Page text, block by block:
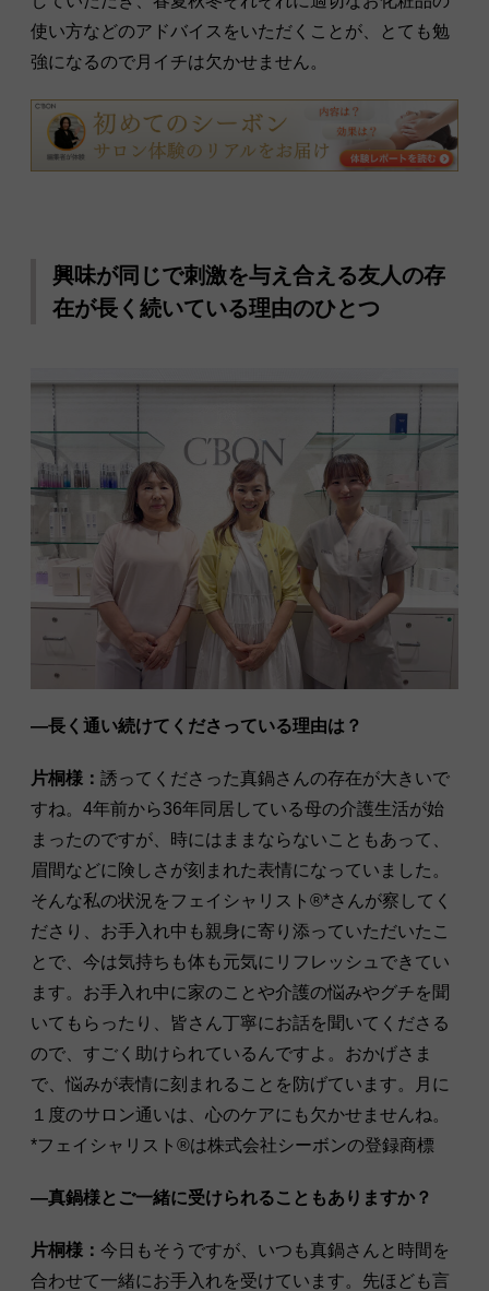
使い方などのアドバイスをいただくことが、とても勉
強になるので月イチは欠かせません。
興味が同じで刺激を与え合える友人の存
在が長く続いている理由のひとつ
―長く通い続けてくださっている理由は？
片桐様： 誘ってくださった真鍋さんの存在が大きいで
すね。4年前から36年同居している母の介護生活が始
まったのですが、時にはままならないこともあって、
眉間などに険しさが刻まれた表情になっていました。
そんな私の状況をフェイシャリスト®︎*さんが察してく
ださり、お手入れ中も親身に寄り添っていただいたこ
とで、今は気持ちも体も元気にリフレッシュできてい
ます。お手入れ中に家のことや介護の悩みやグチを聞
いてもらったり、皆さん丁寧にお話を聞いてくださる
ので、すごく助けられているんですよ。おかげさま
で、悩みが表情に刻まれることを防げています。月に
１度のサロン通いは、心のケアにも欠かせませんね。
*フェイシャリスト®︎は株式会社シーボンの登録商標
―真鍋様とご一緒に受けられることもありますか？
片桐様： 今日もそうですが、いつも真鍋さんと時間を
合わせて一緒にお手入れを受けています。先ほども言